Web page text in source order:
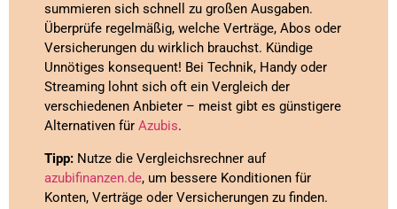
summieren sich schnell zu großen Ausgaben.
Überprüfe regelmäßig, welche Verträge, Abos oder
Versicherungen du wirklich brauchst. Kündige
Unnötiges konsequent! Bei Technik, Handy oder
Streaming lohnt sich oft ein Vergleich der
verschiedenen Anbieter – meist gibt es günstigere
Alternativen für Azubis.
Tipp: Nutze die Vergleichsrechner auf
azubifinanzen.de, um bessere Konditionen für
Konten, Verträge oder Versicherungen zu finden.